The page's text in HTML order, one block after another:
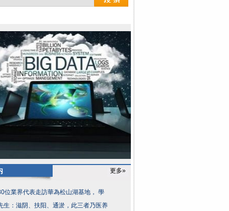
更多»
位業界代表走訪華為松山湖基地， 學
生：滋阴、扶阳、通淤，此三者乃医养